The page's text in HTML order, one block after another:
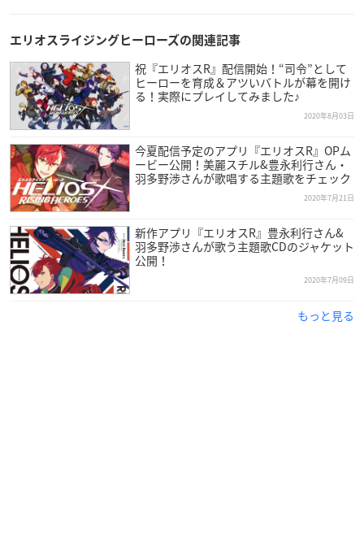
エリオスライジングヒーローズの関連記事
祝『エリオスR』配信開始！“司令”として
ヒーローを育成＆アツいバトルが幕を開け
る！実際にプレイしてみました♪
2020年8月03日
今夏配信予定のアプリ『エリオスR』OPム
ービー公開！美麗スチル&豊永利行さん・
羽多野渉さんが歌唱する主題歌をチェック
2020年7月21日
新作アプリ『エリオスR』豊永利行さん&
羽多野渉さんが歌う主題歌CDのジャケット
公開！
2020年7月09日
もっと見る